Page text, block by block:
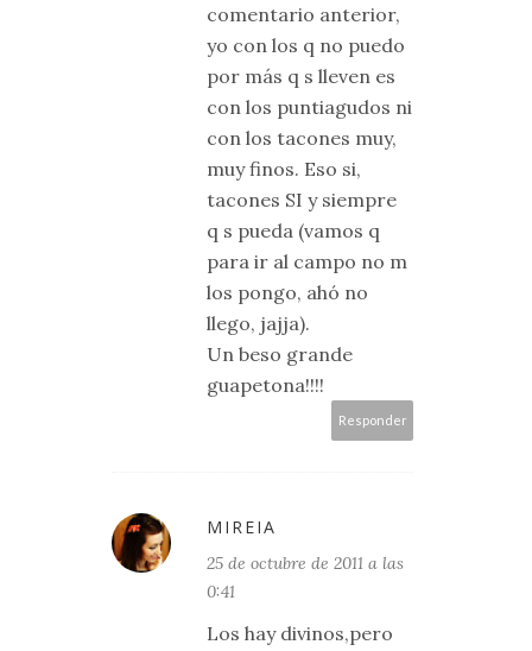
comentario anterior,
yo con los q no puedo
por más q s lleven es
con los puntiagudos ni
con los tacones muy,
muy finos. Eso si,
tacones SI y siempre
q s pueda (vamos q
para ir al campo no m
los pongo, ahó no
llego, jajja).
Un beso grande
guapetona!!!!
Responder
MIREIA
25 de octubre de 2011 a las
0:41
Los hay divinos,pero